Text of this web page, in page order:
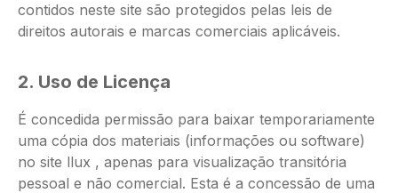
contidos neste site são protegidos pelas leis de
direitos autorais e marcas comerciais aplicáveis.
2. Uso de Licença
É concedida permissão para baixar temporariamente
uma cópia dos materiais (informações ou software)
no site llux , apenas para visualização transitória
pessoal e não comercial. Esta é a concessão de uma